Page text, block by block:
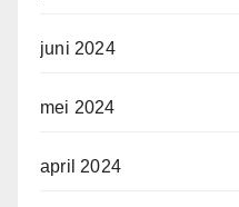
juni 2024
mei 2024
april 2024